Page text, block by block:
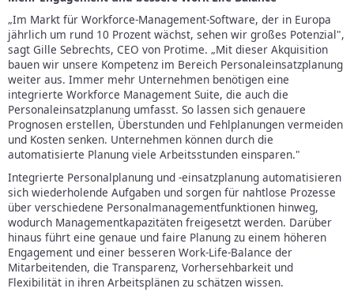
„Im Markt für Workforce-Management-Software, der in Europa
jährlich um rund 10 Prozent wächst, sehen wir großes Potenzial",
sagt Gille Sebrechts, CEO von Protime. „Mit dieser Akquisition
bauen wir unsere Kompetenz im Bereich Personaleinsatzplanung
weiter aus. Immer mehr Unternehmen benötigen eine
integrierte Workforce Management Suite, die auch die
Personaleinsatzplanung umfasst. So lassen sich genauere
Prognosen erstellen, Überstunden und Fehlplanungen vermeiden
und Kosten senken. Unternehmen können durch die
automatisierte Planung viele Arbeitsstunden einsparen."
Integrierte Personalplanung und -einsatzplanung automatisieren
sich wiederholende Aufgaben und sorgen für nahtlose Prozesse
über verschiedene Personalmanagementfunktionen hinweg,
wodurch Managementkapazitäten freigesetzt werden. Darüber
hinaus führt eine genaue und faire Planung zu einem höheren
Engagement und einer besseren Work-Life-Balance der
Mitarbeitenden, die Transparenz, Vorhersehbarkeit und
Flexibilität in ihren Arbeitsplänen zu schätzen wissen.